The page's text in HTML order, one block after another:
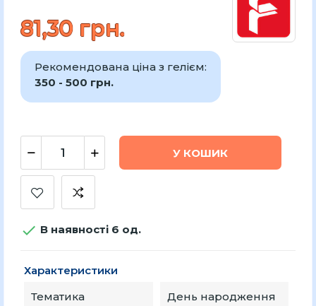
81,30 грн.
Рекомендована ціна з гелієм:
350 - 500 грн.
У КОШИК
 В наявності 6 од.
Характеристики
Тематика
День народження